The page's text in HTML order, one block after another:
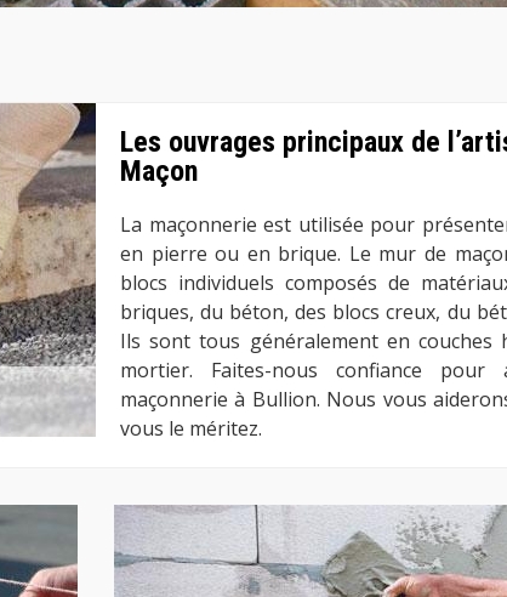
Les ouvrages principaux de
Maçon
La maçonnerie est utilisée pour
en pierre ou en brique. Le mur de
blocs individuels composés de
briques, du béton, des blocs creux, du
Ils sont tous généralement en couches
mortier. Faites-nous confiance
maçonnerie à Bullion. Nous vous
vous le méritez.